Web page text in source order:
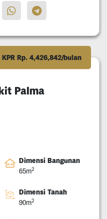
KPR Rp. 4,426,842/bulan
Palma
Dimensi Bangunan
65m2
Dimensi Tanah
90m2